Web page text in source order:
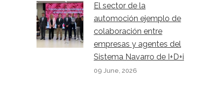
El sector de la
automoción ejemplo de
colaboración entre
empresas y agentes del
Sistema Navarro de I+D+i
09 June, 2026